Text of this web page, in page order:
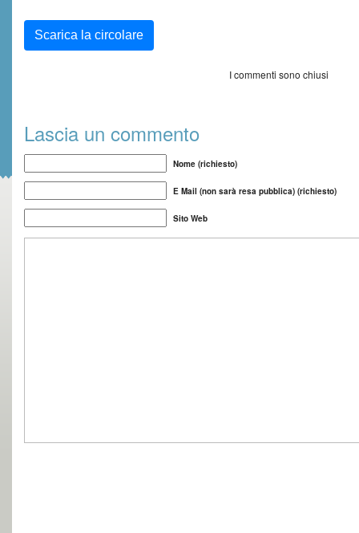
Scarica la circolare
I commenti sono chiusi
Lascia un commento
Nome (richiesto)
E Mail (non sarà resa pubblica) (richiesto)
Sito Web